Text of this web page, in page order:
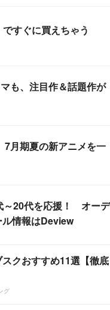
すぐに買えちゃう
も、注目作＆話題作が
7月期夏の新アニメを一
～20代を応援！ オーデ
ル情報はDeview
クおすすめ11選【徹底
グ